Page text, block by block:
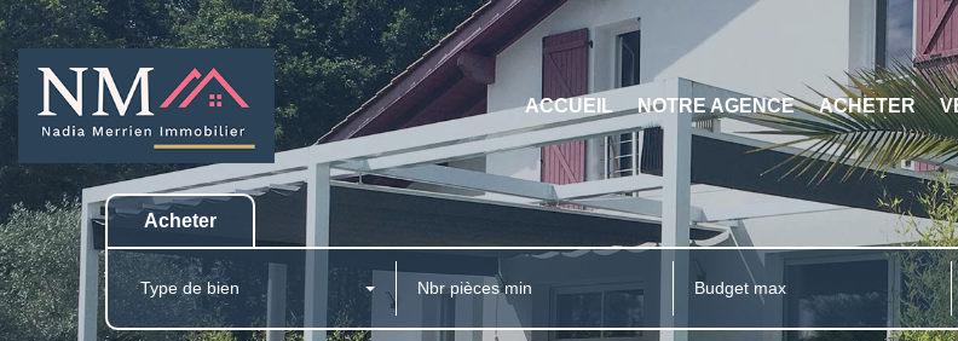
ACCUEIL NOTRE AGENCE ACHETER
Acheter
Type de bien